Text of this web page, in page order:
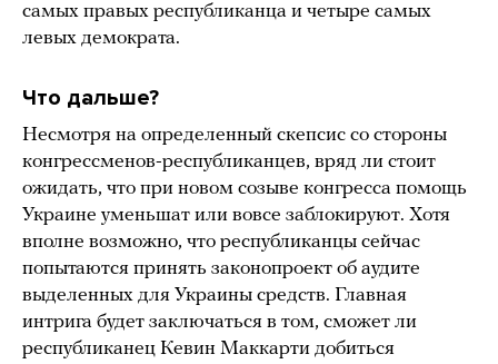
самых правых республиканца и четыре самых
левых демократа.
Что дальше?
Несмотря на определенный скепсис со стороны
конгрессменов-республиканцев, вряд ли стоит
ожидать, что при новом созыве конгресса помощь
Украине уменьшат или вовсе заблокируют. Хотя
вполне возможно, что республиканцы сейчас
попытаются принять законопроект об аудите
выделенных для Украины средств. Главная
интрига будет заключаться в том, сможет ли
республиканец Кевин Маккарти добиться